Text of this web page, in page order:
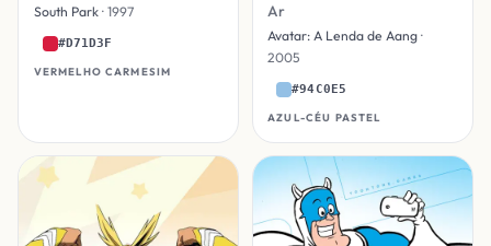
South Park· 1997
#D71D3F
VERMELHO CARMESIM
Ar
Avatar: A Lenda de Aang ·
2005
#94C0E5
AZUL-CÉU PASTEL